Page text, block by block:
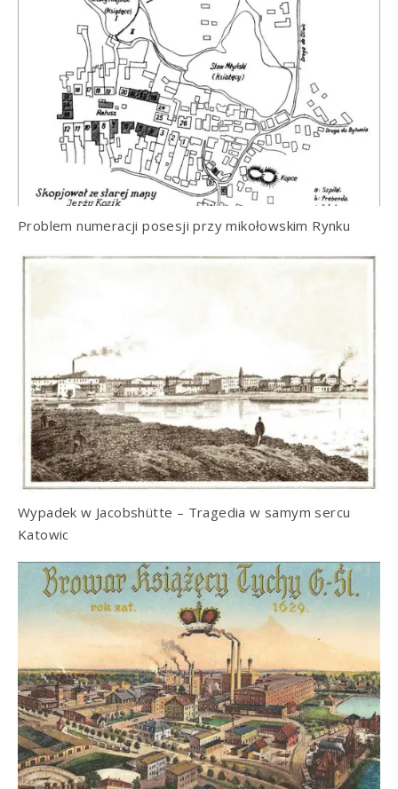
Problem numeracji posesji przy mikołowskim Rynku
Wypadek w Jacobshütte – Tragedia w samym sercu
Katowic